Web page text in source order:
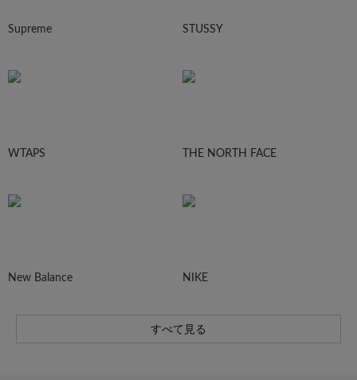
Supreme STUSSY
WTAPS THE NORTH FACE
New Balance NIKE
すべて見る